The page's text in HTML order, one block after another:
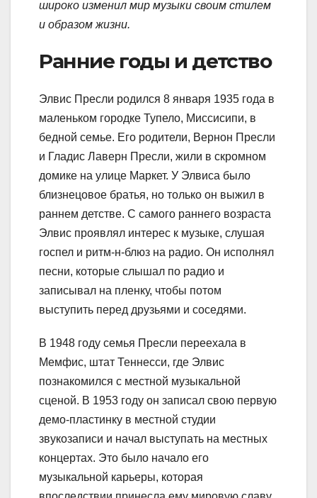
широко изменил мир музыки своим стилем
и образом жизни.
Ранние годы и детство
Элвис Пресли родился 8 января 1935 года в
маленьком городке Тупело, Миссисипи, в
бедной семье. Его родители, Вернон Пресли
и Гладис Лаверн Пресли, жили в скромном
домике на улице Маркет. У Элвиса было
близнецовое братья, но только он выжил в
раннем детстве. С самого раннего возраста
Элвис проявлял интерес к музыке, слушая
госпел и ритм-н-блюз на радио. Он исполнял
песни, которые слышал по радио и
записывал на пленку, чтобы потом
выступить перед друзьями и соседями.
В 1948 году семья Пресли переехала в
Мемфис, штат Теннесси, где Элвис
познакомился с местной музыкальной
сценой. В 1953 году он записал свою первую
демо-пластинку в местной студии
звукозаписи и начал выступать на местных
концертах. Это было начало его
музыкальной карьеры, которая